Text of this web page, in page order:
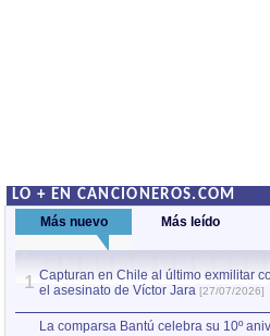
LO + EN CANCIONEROS.COM
Más nuevo Más leído
1 Capturan en Chile al último exmilitar
el asesinato de Víctor Jara [27/07/2026]
La comparsa Bantú celebra su 10º